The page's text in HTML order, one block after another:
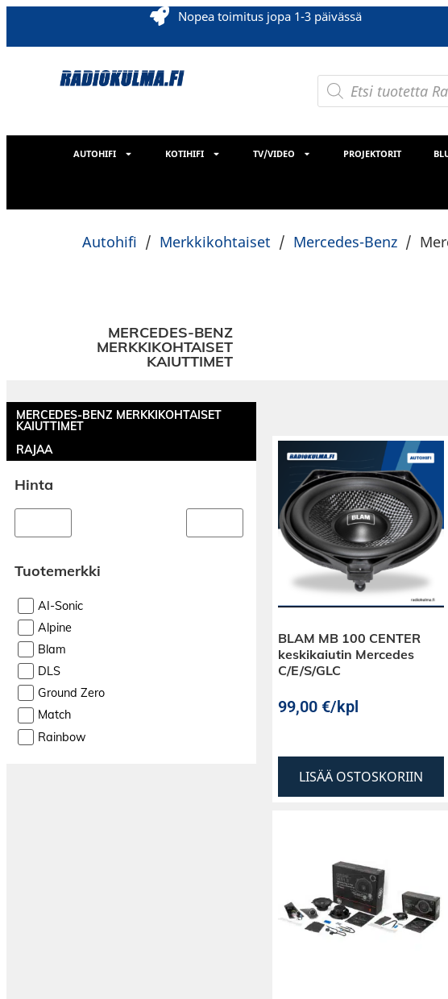
Nopea toimitus jopa 1-3 päivässä
AUTOHIFI KOTIHIFI TV/VIDEO PROJEKTORIT
Autohifi / Merkkikohtaiset / Mercedes-Benz /
MERCEDES-BENZ
MERKKIKOHTAISET
KAIUTTIMET
MERCEDES-BENZ MERKKIKOHTAISET
KAIUTTIMET
RAJAA
Hinta
Tuotemerkki
AI-Sonic
Alpine
Blam
DLS
Ground Zero
Match
Rainbow
BLAM MB 100 CENTER
keskikaiutin Mercedes
C/E/S/GLC
99,00 €/kpl
LISÄÄ OSTOSKORIIN